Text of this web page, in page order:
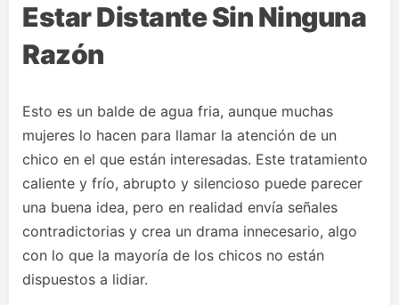
Estar Distante Sin Ninguna
Razón
Esto es un balde de agua fria, aunque muchas
mujeres lo hacen para llamar la atención de un
chico en el que están interesadas. Este tratamiento
caliente y frío, abrupto y silencioso puede parecer
una buena idea, pero en realidad envía señales
contradictorias y crea un drama innecesario, algo
con lo que la mayoría de los chicos no están
dispuestos a lidiar.